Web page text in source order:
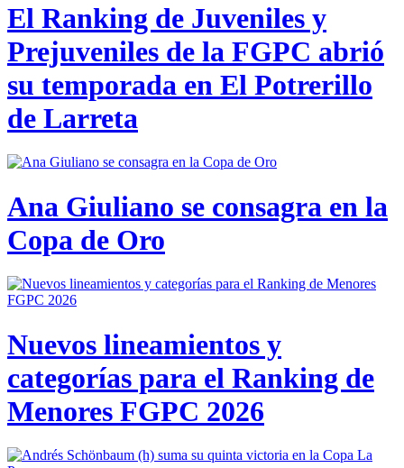
El Ranking de Juveniles y
Prejuveniles de la FGPC abrió
su temporada en El Potrerillo
de Larreta
Ana Giuliano se consagra en la
Copa de Oro
Nuevos lineamientos y
categorías para el Ranking de
Menores FGPC 2026